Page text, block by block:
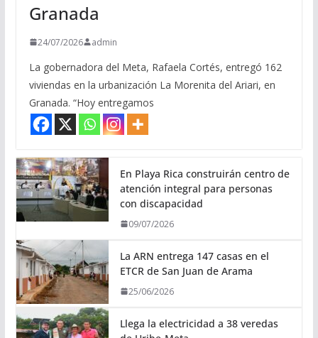
Granada
24/07/2026 admin
La gobernadora del Meta, Rafaela Cortés, entregó 162
viviendas en la urbanización La Morenita del Ariari, en
Granada. “Hoy entregamos
En Playa Rica construirán centro de
atención integral para personas
con discapacidad
09/07/2026
La ARN entrega 147 casas en el
ETCR de San Juan de Arama
25/06/2026
Llega la electricidad a 38 veredas